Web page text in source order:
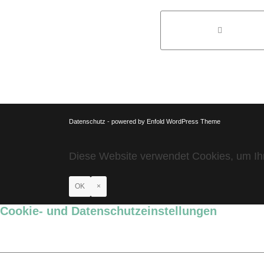
Datenschutz -powered by Enfold WordPress Theme
Diese Website verwendet Cookies, um
OK ×
Cookie- und Datenschutzeinstellungen